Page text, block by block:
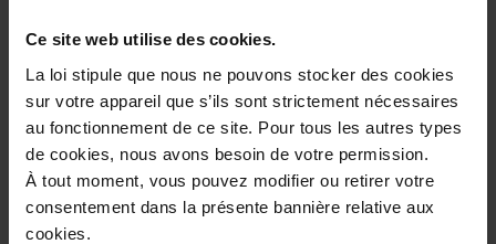
Ce site web utilise des cookies.
La loi stipule que nous ne pouvons stocker des cookies
sur votre appareil que s’ils sont strictement nécessaires
au fonctionnement de ce site. Pour tous les autres types
de cookies, nous avons besoin de votre permission.
À tout moment, vous pouvez modifier ou retirer votre
consentement dans la présente bannière relative aux
cookies.
Caractéristiques
Avis client Politique relative aux avis des clients
Vous aimerez peut-être